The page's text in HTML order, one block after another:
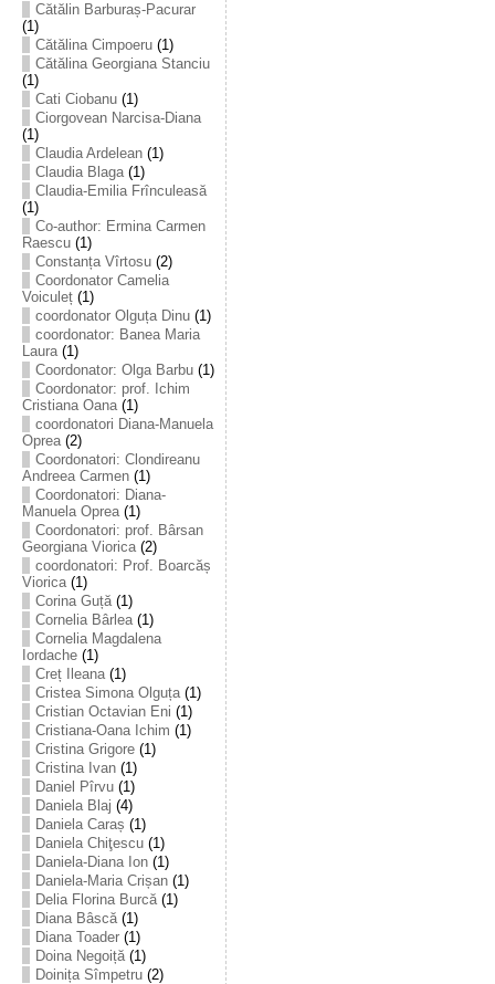
Cătălin Barburaș-Pacurar
(1)
Cătălina Cimpoeru(1)
Cătălina Georgiana Stanciu
(1)
Cati Ciobanu(1)
Ciorgovean Narcisa-Diana
(1)
Claudia Ardelean(1)
Claudia Blaga(1)
Claudia-Emilia Frînculeasă
(1)
Co-author: Ermina Carmen
Raescu(1)
Constanța Vîrtosu(2)
Coordonator Camelia
Voiculeț(1)
coordonator Olguța Dinu(1)
coordonator: Banea Maria
Laura(1)
Coordonator: Olga Barbu(1)
Coordonator: prof. Ichim
Cristiana Oana(1)
coordonatori Diana-Manuela
Oprea(2)
Coordonatori: Clondireanu
Andreea Carmen(1)
Coordonatori: Diana-
Manuela Oprea(1)
Coordonatori: prof. Bârsan
Georgiana Viorica(2)
coordonatori: Prof. Boarcăș
Viorica(1)
Corina Guță(1)
Cornelia Bârlea(1)
Cornelia Magdalena
Iordache(1)
Creț Ileana(1)
Cristea Simona Olguța(1)
Cristian Octavian Eni (1)
Cristiana-Oana Ichim (1)
Cristina Grigore(1)
Cristina Ivan(1)
Daniel Pîrvu(1)
Daniela Blaj (4)
Daniela Caraș (1)
Daniela Chiţescu(1)
Daniela-Diana Ion(1)
Daniela-Maria Crișan(1)
Delia Florina Burcă(1)
Diana Bâscă(1)
Diana Toader(1)
Doina Negoiță(1)
Doinița Sîmpetru(2)